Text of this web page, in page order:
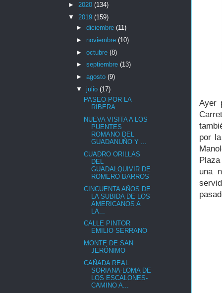
Ayer
por
una
► 2020 (134)
▼ 2019 (159)
► diciembre (11)
► noviembre (10)
► octubre (8)
► septiembre (13)
► agosto (9)
▼ julio (17)
PASEO POR LA
RIBERA
NUEVA VISITA A LOS
PUENTES
ROMANO DEL
GUADANUÑO Y ...
CUADRO ORILLAS
DEL
GUADALQUIVIR DE
ROMERO BARROS
CINCUENTA AÑOS DE
LA SUBIDA DE LOS
AMERICANOS A
LA...
CALLE PINTOR
EMILIO SERRANO
MONTE DE SAN
JERÓNIMO
CAÑADA REAL
SORIANA-LOMA DE
LOS ESCALONES-
CAMINO A...